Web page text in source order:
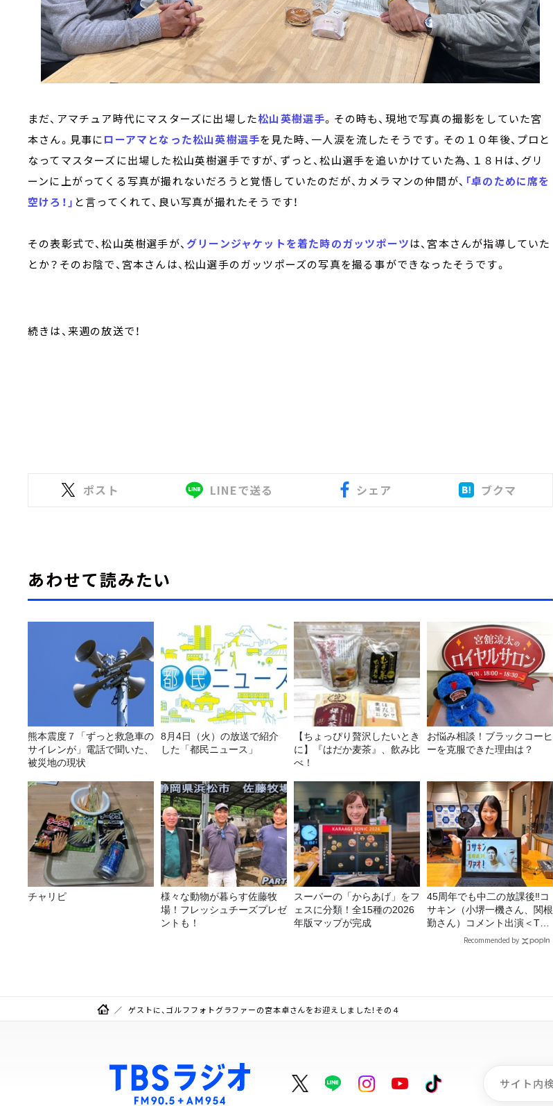
まだ、アマチュア時代にマスターズに出場した松山英樹選手。その時も、現地で写真の撮影をしていた宮
本さん。見事にローアマとなった松山英樹選手を見た時、一人涙を流したそうです。その１０年後、プロと
なってマスターズに出場した松山英樹選手ですが、ずっと、松山選手を追いかけていた為、１８Hは、グリ
ーンに上がってくる写真が撮れないだろうと覚悟していたのだが、カメラマンの仲間が、 「卓のために席を
空けろ！」 と言ってくれて、良い写真が撮れたそうです！
その表彰式で、松山英樹選手が、 グリーンジャケットを着た時のガッツポーツは、宮本さんが指導していた
とか？そのお陰で、宮本さんは、松山選手のガッツポーズの写真を撮る事ができなったそうです。
続きは、来週の放送で！
ポスト LINEで送る シェア ブクマ
あわせて読みたい
熊本震度７「ずっと救急車の
サイレンが」電話で聞いた、
被災地の現状
8月4日（火）の放送で紹介
した「都民ニュース」
【ちょっぴり贅沢したいとき
に】『はだか麦茶』、飲み比
べ！
お悩み相談！ブラックコーヒ
ーを克服できた理由は？
チャリピ
様々な動物が暮らす佐藤牧
場！フレッシュチーズプレゼ
ントも！
スーパーの「からあげ」をフ
ェスに分類！全15種の2026
年版マップが完成
45周年でも中二の放課後‼コ
サキン（小堺一機さん、関根
勤さん）コメント出演＜TBS
ラジオ番組審議会からのご報
Recommended by
ゲストに、ゴルフフォトグラファーの宮本卓さんをお迎えしました！その４